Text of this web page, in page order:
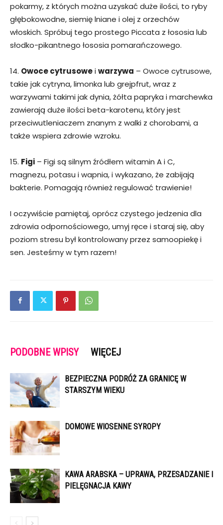
pokarmy, z których można uzyskać duże ilości, to ryby
głębokowodne, siemię lniane i olej z orzechów
włoskich. Spróbuj tego prostego Piccata z łososia lub
słodko-pikantnego łososia pomarańczowego.
14. Owoce cytrusoweiwarzywa – Owoce cytrusowe,
takie jak cytryna, limonka lub grejpfrut, wraz z
warzywami takimi jak dynia, żółta papryka i marchewka
zawierają duże ilości beta-karotenu, który jest
przeciwutleniaczem znanym z walki z chorobami, a
także wspiera zdrowie wzroku.
15. Figi – Figi są silnym źródłem witamin A i C,
magnezu, potasu i wapnia, i wykazano, że zabijają
bakterie. Pomagają również regulować trawienie!
I oczywiście pamiętaj, oprócz czystego jedzenia dla
zdrowia odpornościowego, umyj ręce i staraj się, aby
poziom stresu był kontrolowany przez samoopiekę i
sen. Jesteśmy w tym razem!
PODOBNE WPISY WIĘCEJ
BEZPIECZNA PODRÓŻ ZA GRANICĘ W
STARSZYM WIEKU
DOMOWE WIOSENNE SYROPY
KAWA ARABSKA – UPRAWA, PRZESADZANIE I
PIELĘGNACJA KAWY